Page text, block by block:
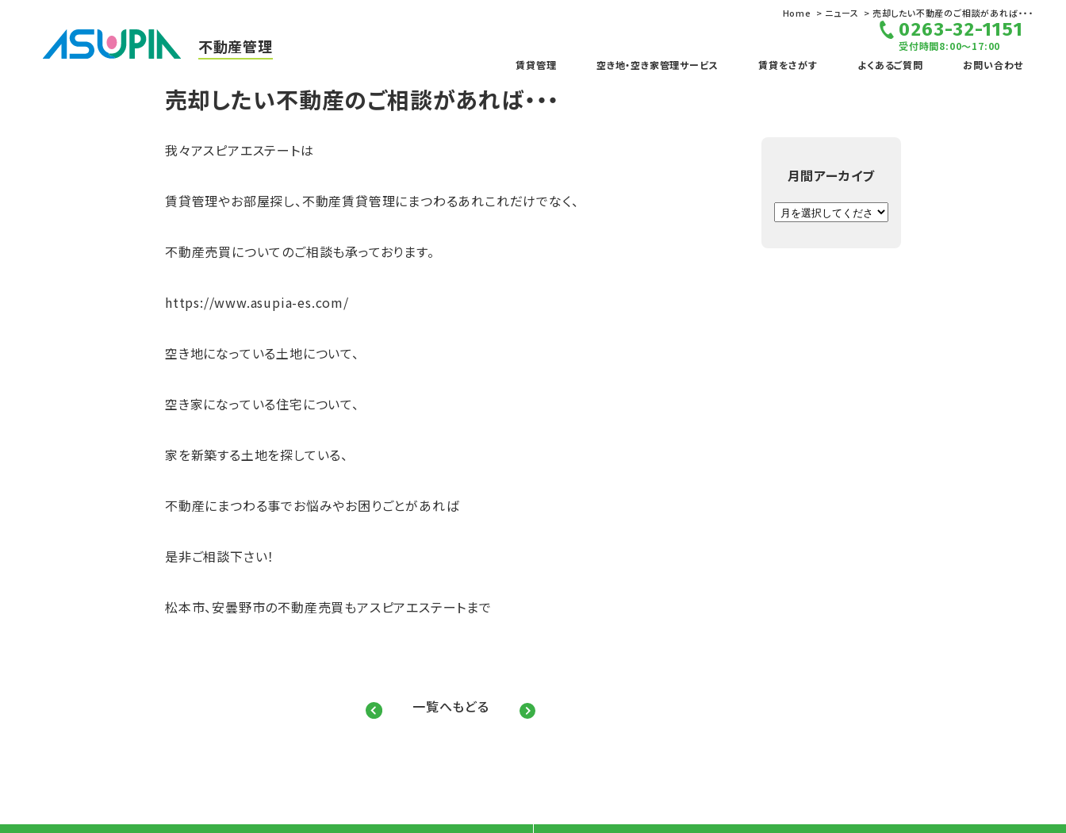
不動産管理
賃貸管理 空き地・空き家管理サービス 賃貸をさがす よくあるご質問 お問い合わせ
0263-32-1151
受付時間8:00～17:00
Home ニュース 売却したい不動産のご相談があれば・・・
売却したい不動産のご相談があれば・・・
我々アスピアエステートは
賃貸管理やお部屋探し、不動産賃貸管理にまつわるあれこれだけでなく、
不動産売買についてのご相談も承っております。
https://www.asupia-es.com/
空き地になっている土地について、
空き家になっている住宅について、
家を新築する土地を探している、
不動産にまつわる事でお悩みやお困りごとがあれば
是非ご相談下さい！
松本市、安曇野市の不動産売買もアスピアエステートまで
一覧へもどる
月間アーカイブ